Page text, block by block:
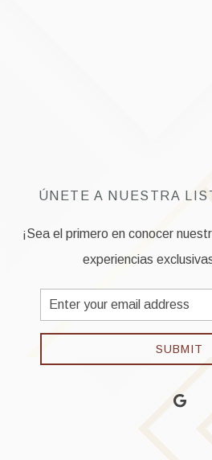
ÚNETE A NUESTRA
¡Sea el primero en conocer
experiencias
Email
Address
SUBMIT
google